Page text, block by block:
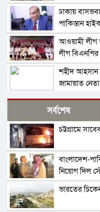
ঢাকায়
পাকিস্তান
আওয়ামী লীগ
লীগ
শহীদ আহসান
জামায়াত
সাকিব আল
দেওয়ার চেষ্টা,
গাজীপুর-৫
ফেনীর পুলিশ
মন রক্ষা
জুলাই
সর্বশেষ
চট্টগ্রামে
বাংলাদেশ-
নিয়োগ দিল
ভারতের